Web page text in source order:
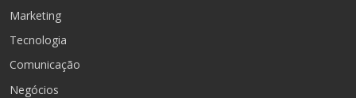
Marketing
Tecnologia
Comunicação
Negócios